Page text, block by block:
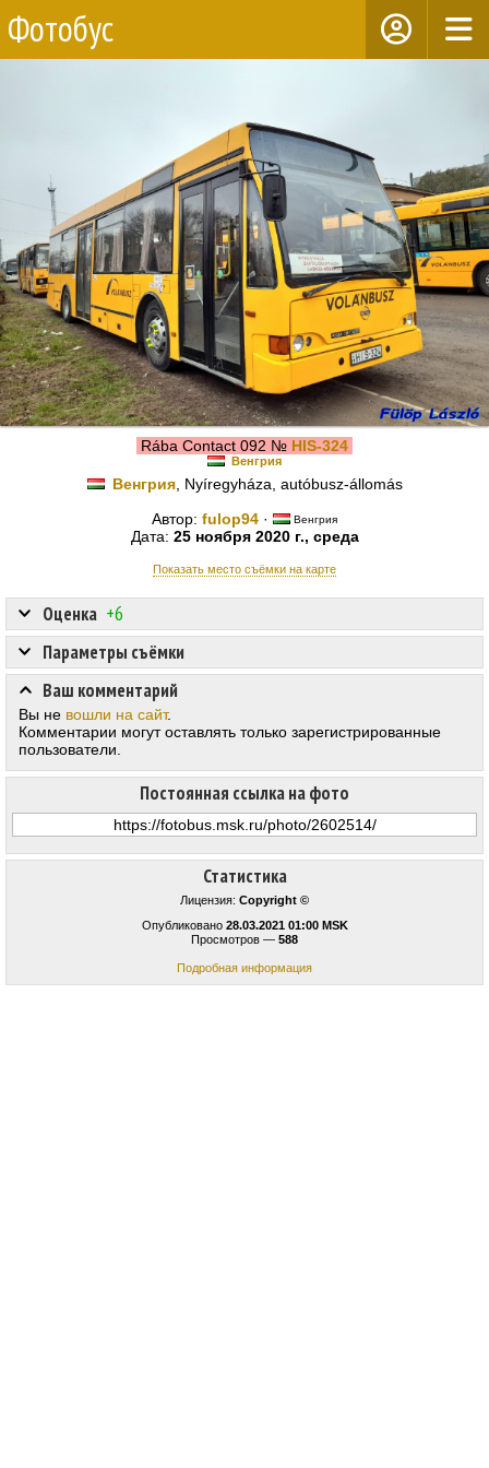
Фотобус
Rába Contact 092 № HIS-324
Венгрия
Венгрия, Nyíregyháza, autóbusz-állomás
Автор: fulop94 · Венгрия
Дата: 25 ноября 2020 г., среда
Показать место съёмки на карте
Статистика
Лицензия: Copyright ©
Опубликовано 28.03.2021 01:00 MSK
Просмотров — 588
Подробная информация
Оценка +6
Постоянная ссылка на фото
Параметры съёмки
Ваш комментарий
Вы не вошли на сайт.
Комментарии могут оставлять только зарегистрированные
пользователи.